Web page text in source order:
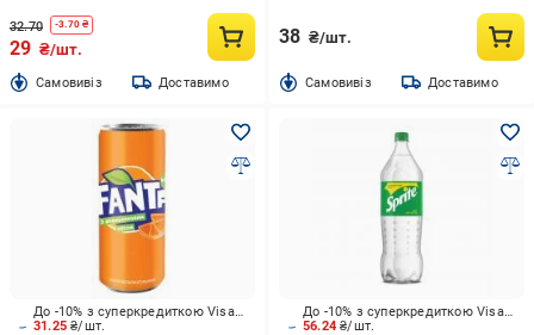
32.70 -3.70 ₴
29 ₴/шт.
Cамовивіз Доставимо
38 ₴/шт.
Cамовивіз Доставимо
31.25₴/шт.
До -10% з суперкредиткою Visa Вигода
56.24₴/шт.
До -10% з суперкредиткою Visa Вигода